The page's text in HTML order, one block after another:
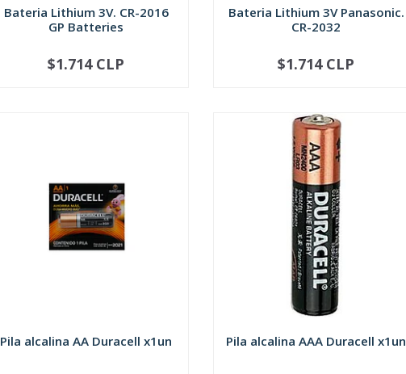
Bateria Lithium 3V. CR-2016
GP Batteries
+
$1.714 CLP
Bateria Lithium 3V Panasonic.
CR-2032
+
$1.714 CLP
Pila alcalina AA Duracell x1un Pila alcalina AAA Duracell x1un